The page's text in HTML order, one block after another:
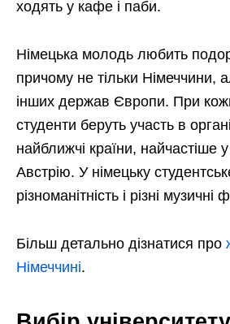
ходять у кафе і паби.
Німецька молодь любить
причому не тільки Німеччини,
інших держав Європи. При
студенти беруть участь в
найближчі країни, найчастіше
Австрію. У німецьку
різноманітність і різні музичні
Більш детально дізнатися про
Німеччині.